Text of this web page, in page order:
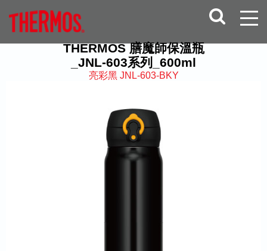
THERMOS 膳魔師保溫瓶
_JNL-603系列_600ml
亮彩黑 JNL-603-BKY